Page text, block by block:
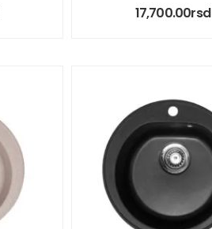
17,700.00rsd